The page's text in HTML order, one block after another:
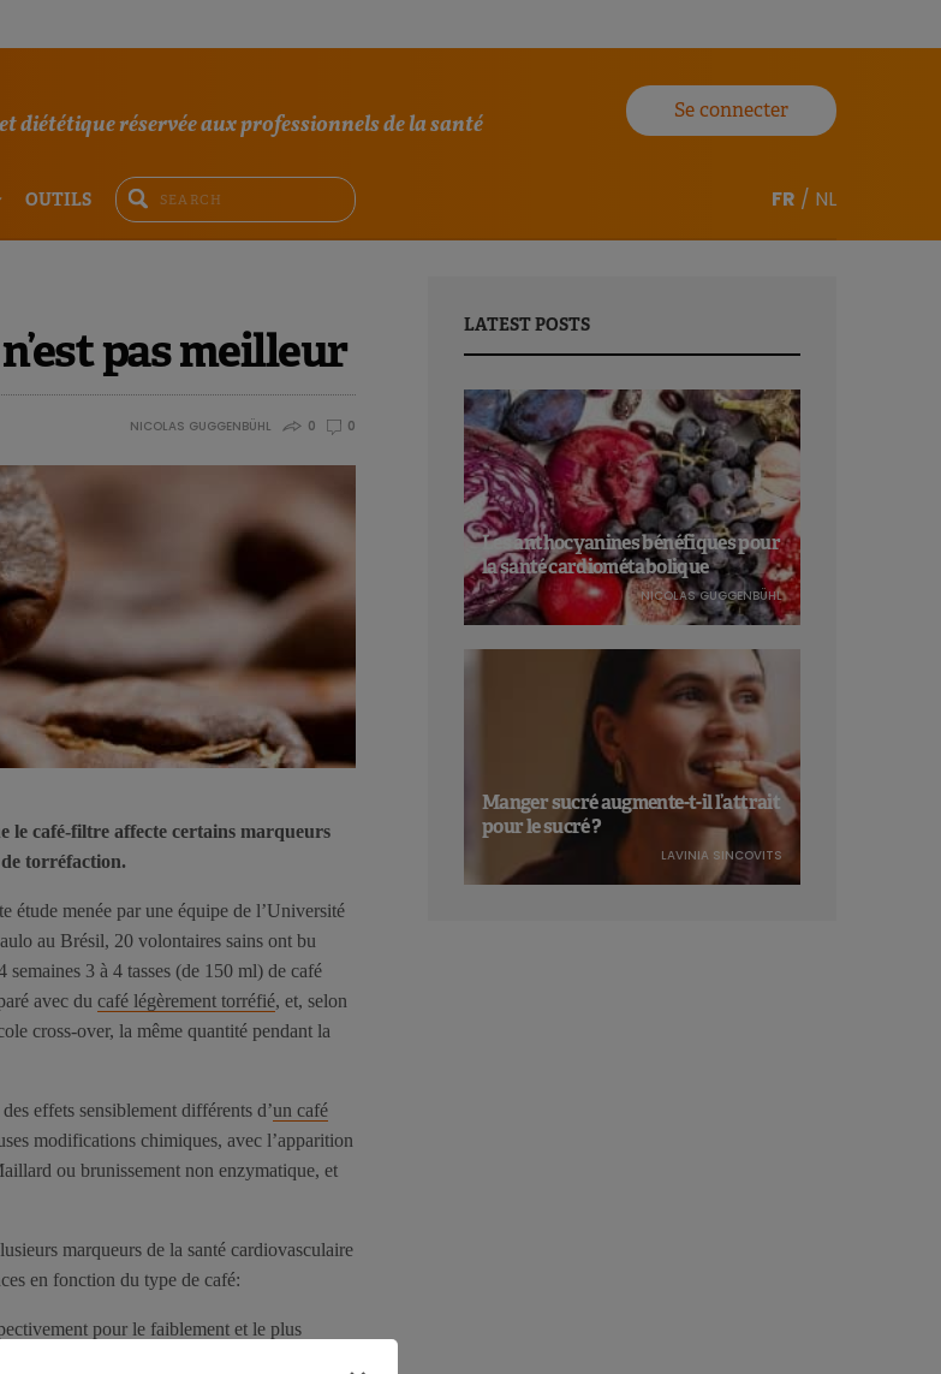
réservée aux professionnels de la santé
Se connecter
OUTILS FR / NL
pas meilleur
NICOLAS GUGGENBÜHL 0 0
le café-filtre affecte certains marqueurs
torréfaction.
étude menée par une équipe de l’Université
au Brésil, 20 volontaires sains ont bu
semaines 3 à 4 tasses (de 150 ml) de café
avec du café légèrement torréfié, et, selon
cross-over, la même quantité pendant la
effets sensiblement différents d’un café
modifications chimiques, avec l’apparition
ou brunissement non enzymatique, et
marqueurs de la santé cardiovasculaire
en fonction du type de café:
pour le faiblement et le plus
LATEST POSTS
Les anthocyanines bénéfiques pour
la santé cardiométabolique
NICOLAS GUGGENBÜHL
Manger sucré augmente-t-il l’attrait
pour le sucré ?
LAVINIA SINCOVITS